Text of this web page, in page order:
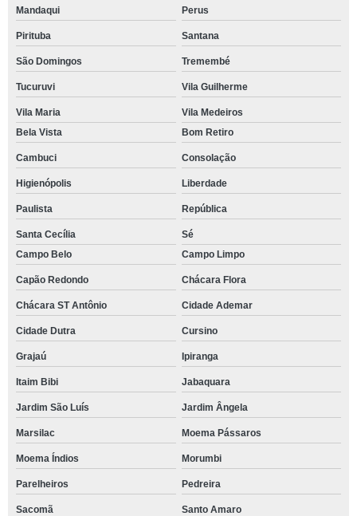
Mandaqui Perus
Pirituba Santana
São Domingos Tremembé
Tucuruvi Vila Guilherme
Vila Maria
Vila Medeiros
Bela Vista
Bom Retiro
Cambuci Consolação
Higienópolis Liberdade
Paulista República
Santa Cecília
Sé
Campo Belo
Campo Limpo
Capão Redondo Chácara Flora
Chácara ST Antônio Cidade Ademar
Cidade Dutra Cursino
Grajaú Ipiranga
Itaim Bibi Jabaquara
Jardim São Luís Jardim Ângela
Marsilac Moema Pássaros
Moema Índios Morumbi
Parelheiros Pedreira
Sacomã Santo Amaro